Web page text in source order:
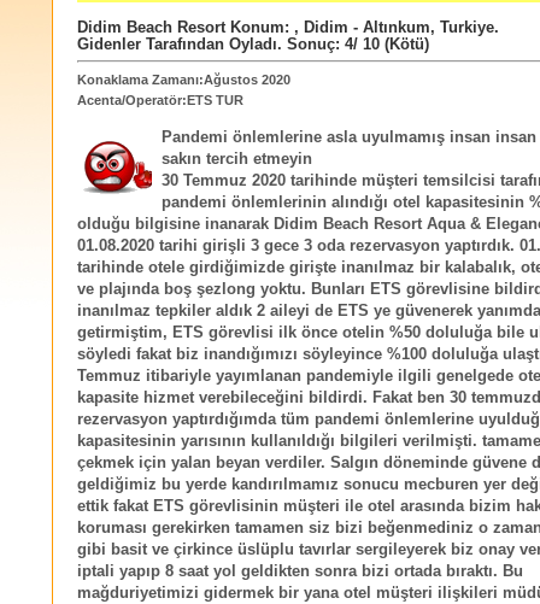
Didim Beach ResortKonum: , Didim - Altınkum, Turkiye.
Gidenler Tarafından Oyladı. Sonuç: 4/ 10 (Kötü)
Konaklama Zamanı:Ağustos 2020
Acenta/Operatör:ETS TUR
Pandemi önlemlerine asla uyulmamış insan
sakın tercih etmeyin
30 Temmuz 2020 tarihinde müşteri temsilcisi
pandemi önlemlerinin alındığı otel kapasitesinin
olduğu bilgisine inanarak Didim Beach Resort Aqua &
01.08.2020 tarihi girişli 3 gece 3 oda rezervasyon yaptırdık.
tarihinde otele girdiğimizde girişte inanılmaz bir kalabalık,
ve plajında boş şezlong yoktu. Bunları ETS görevlisine
inanılmaz tepkiler aldık 2 aileyi de ETS ye güvenerek yanımda
getirmiştim, ETS görevlisi ilk önce otelin %50 doluluğa bile
söyledi fakat biz inandığımızı söyleyince %100 doluluğa
Temmuz itibariyle yayımlanan pandemiyle ilgili genelgede
kapasite hizmet verebileceğini bildirdi. Fakat ben 30
rezervasyon yaptırdığımda tüm pandemi önlemlerine
kapasitesinin yarısının kullanıldığı bilgileri verilmişti.
çekmek için yalan beyan verdiler. Salgın döneminde güvene
geldiğimiz bu yerde kandırılmamız sonucu mecburen yer
ettik fakat ETS görevlisinin müşteri ile otel arasında bizim
koruması gerekirken tamamen siz bizi beğenmediniz o
gibi basit ve çirkince üslüplu tavırlar sergileyerek biz onay
iptali yapıp 8 saat yol geldikten sonra bizi ortada bıraktı. Bu
mağduriyetimizi gidermek bir yana otel müşteri ilişkileri